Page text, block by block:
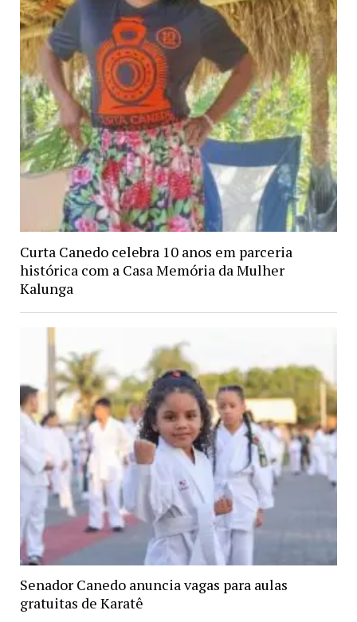
Curta Canedo celebra 10 anos em parceria
histórica com a Casa Memória da Mulher
Kalunga
Senador Canedo anuncia vagas para aulas
gratuitas de Karatê